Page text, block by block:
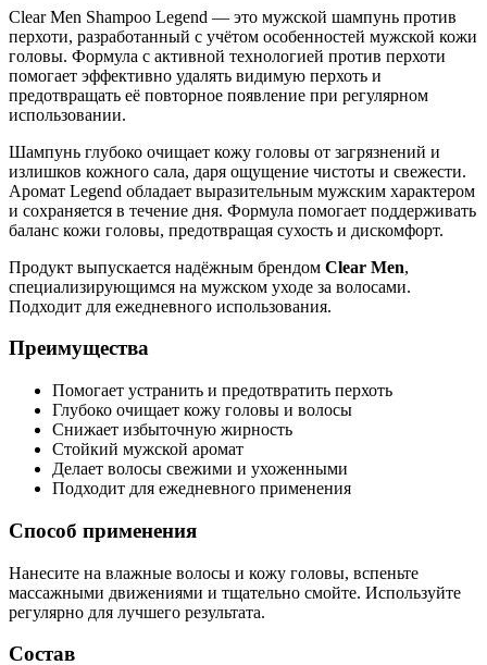
Clear Men Shampoo Legend — это мужской шампунь против
перхоти, разработанный с учётом особенностей мужской кожи
головы. Формула с активной технологией против перхоти
помогает эффективно удалять видимую перхоть и
предотвращать её повторное появление при регулярном
использовании.
Шампунь глубоко очищает кожу головы от загрязнений и
излишков кожного сала, даря ощущение чистоты и свежести.
Аромат Legend обладает выразительным мужским характером
и сохраняется в течение дня. Формула помогает поддерживать
баланс кожи головы, предотвращая сухость и дискомфорт.
Продукт выпускается надёжным брендом Clear Men,
специализирующимся на мужском уходе за волосами.
Подходит для ежедневного использования.
Преимущества
Помогает устранить и предотвратить перхоть
Глубоко очищает кожу головы и волосы
Снижает избыточную жирность
Стойкий мужской аромат
Делает волосы свежими и ухоженными
Подходит для ежедневного применения
Способ применения
Нанесите на влажные волосы и кожу головы, вспеньте
массажными движениями и тщательно смойте. Используйте
регулярно для лучшего результата.
Состав